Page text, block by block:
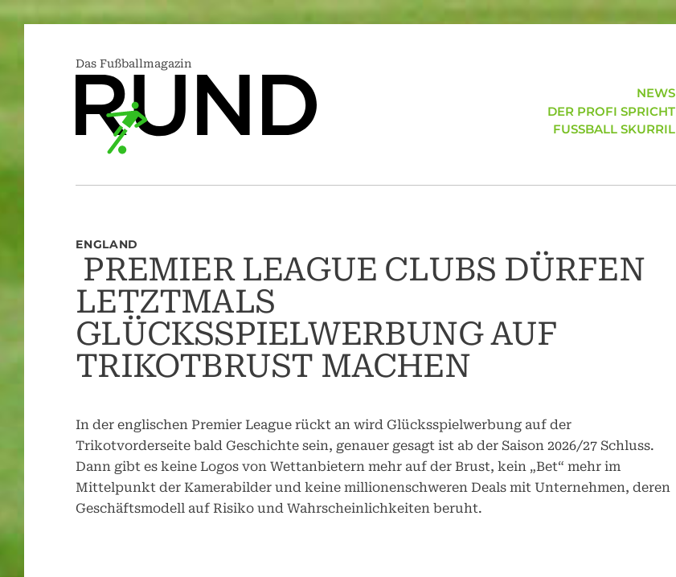
Das Fußballmagazin
NEWS
DER PROFI SPRICHT
FUSSBALL SKURRIL
ENGLAND
PREMIER LEAGUE CLUBS DÜRFEN
LETZTMALS
GLÜCKSSPIELWERBUNG AUF
TRIKOTBRUST MACHEN
In der englischen Premier League rückt an wird Glücksspielwerbung auf der
Trikotvorderseite bald Geschichte sein, genauer gesagt ist ab der Saison 2026/27 Schluss.
Dann gibt es keine Logos von Wettanbietern mehr auf der Brust, kein „Bet“ mehr im
Mittelpunkt der Kamerabilder und keine millionenschweren Deals mit Unternehmen, deren
Geschäftsmodell auf Risiko und Wahrscheinlichkeiten beruht.